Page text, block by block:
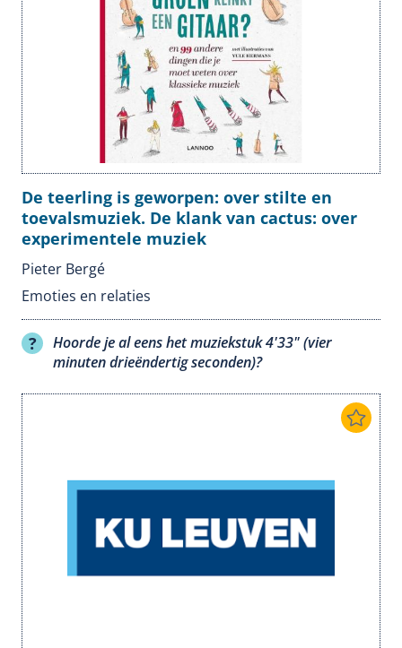
De teerling is geworpen: over stilte en
toevalsmuziek. De klank van cactus: over
experimentele muziek
Pieter Bergé
Emoties en relaties
Hoorde je al eens het muziekstuk 4'33" (vier
minuten drieëndertig seconden)?